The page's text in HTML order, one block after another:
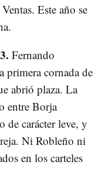
Este año se
Fernando
primera cornada de
abrió plaza. La
entre Borja
de carácter leve, y
Ni Robleño ni
en los carteles